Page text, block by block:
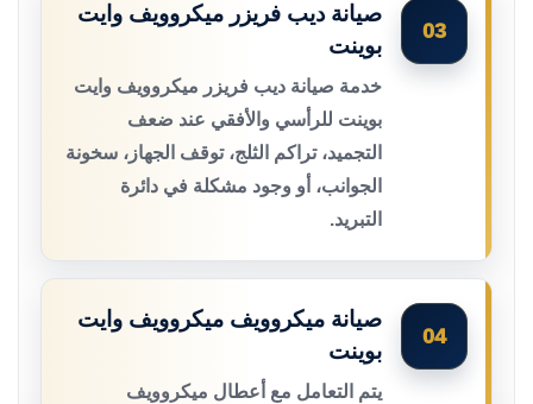
03
صيانة ديب فريزر ميكروويف وايت
بوينت
خدمة صيانة ديب فريزر ميكروويف وايت
بوينت للرأسي والأفقي عند ضعف
التجميد، تراكم الثلج، توقف الجهاز، سخونة
الجوانب، أو وجود مشكلة في دائرة
التبريد.
04
صيانة ميكروويف ميكروويف وايت
بوينت
يتم التعامل مع أعطال ميكروويف